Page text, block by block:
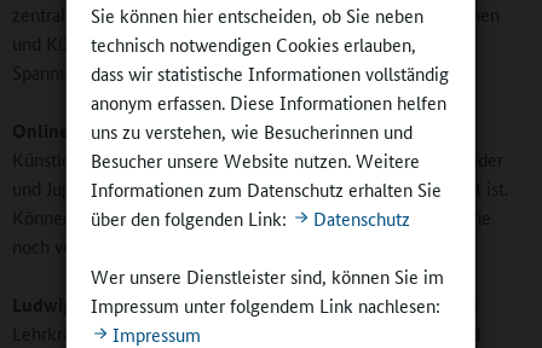
Sie können hier entscheiden, ob Sie neben
technisch notwendigen Cookies erlauben,
dass wir statistische Informationen vollständig
anonym erfassen. Diese Informationen helfen
uns zu verstehen, wie Besucherinnen und
Besucher unsere Website nutzen. Weitere
Informationen zum Datenschutz erhalten Sie
über den folgenden Link:
Datenschutz
Wer unsere Dienstleister sind, können Sie im
Impressum unter folgendem Link nachlesen:
Impressum
zentrales Spannungsverhältnis, mit dem sich die Künstlerinnen
und Künstler auseinandersetzen müssen. Dieses
Spannungsverhältnis muss pädagogisch gestaltet werden.
Online-Redaktion:Das Besondere an Künstlerinnen und
Künstlern ist gerade, dass sie keine Pädagogen sind und Kinder
und Jugendliche quasi „aus erster Hand“ erfahren, was Kunst ist.
Können pädagogisch ausgebildete Kräfte dieses Authentische
noch vermitteln?
Ludwig:
Wir bilden die Künstlerinnen und Künstler nicht zu
Lehrkräften aus. Sie bleiben Künstlerinnen und Künstler und